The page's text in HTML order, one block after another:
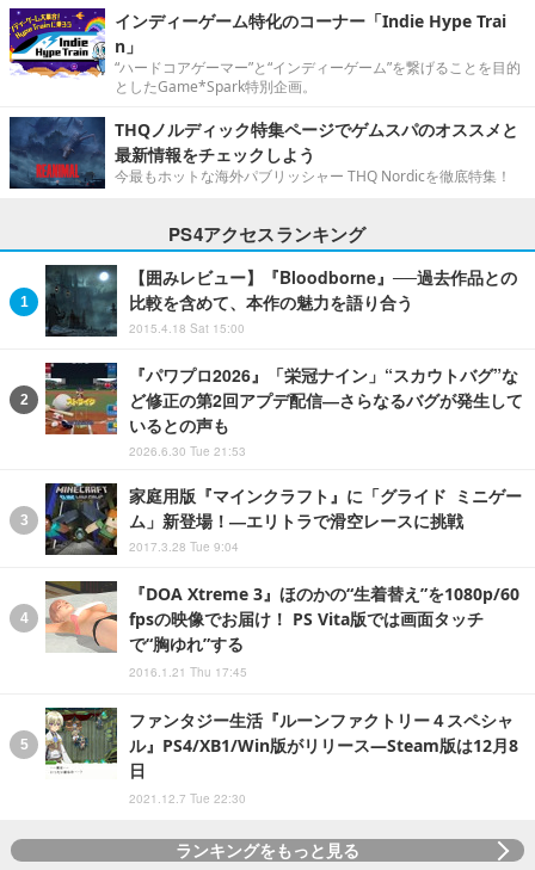
インディーゲーム特化のコーナー「Indie Hype Trai
n」
“ハードコアゲーマー”と“インディーゲーム”を繋げることを目的
としたGame*Spark特別企画。
THQノルディック特集ページでゲムスパのオススメと
最新情報をチェックしよう
今最もホットな海外パブリッシャー THQ Nordicを徹底特集！
PS4アクセスランキング
【囲みレビュー】『Bloodborne』──過去作品との
比較を含めて、本作の魅力を語り合う
2015.4.18 Sat 15:00
『パワプロ2026』「栄冠ナイン」“スカウトバグ”な
ど修正の第2回アプデ配信―さらなるバグが発生して
いるとの声も
2026.6.30 Tue 21:53
家庭用版『マインクラフト』に「グライド ミニゲー
ム」新登場！―エリトラで滑空レースに挑戦
2017.3.28 Tue 9:04
『DOA Xtreme 3』ほのかの“生着替え”を1080p/60
fpsの映像でお届け！ PS Vita版では画面タッチ
で“胸ゆれ”する
2016.1.21 Thu 17:45
ファンタジー生活『ルーンファクトリー４スペシャ
ル』PS4/XB1/Win版がリリース―Steam版は12月8
日
2021.12.7 Tue 22:30
ランキングをもっと見る